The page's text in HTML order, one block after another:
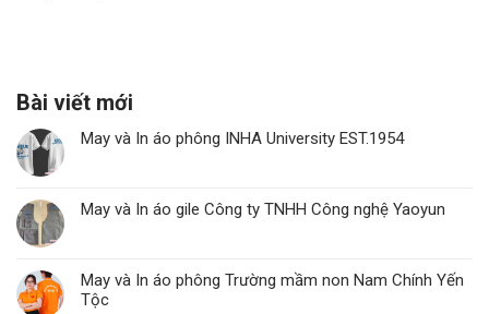
Bài viết mới
May và In áo phông INHA University EST.1954
May và In áo gile Công ty TNHH Công nghệ Yaoyun
May và In áo phông Trường mầm non Nam Chính Yến
Tộc